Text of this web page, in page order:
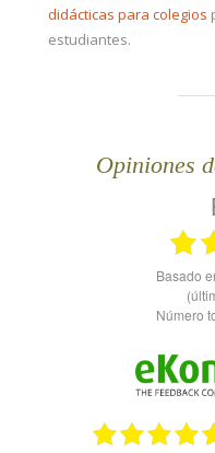
didácticas para colegios
estudiantes.
Opiniones
basado
Número